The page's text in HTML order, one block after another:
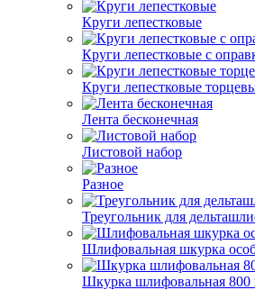
Круги лепестковые
Круги лепестковые с
Круги лепестковые
Лента бесконечная
Листовой набор
Разное
Треугольник для
Шлифовальная шкурка
Шкурка шлифовальная